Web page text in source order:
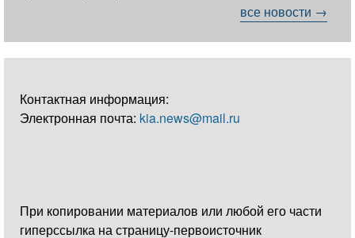
все новости →
Контактная информация:
Электронная почта: kia.news@mail.ru
При копировании материалов или любой его части
гиперссылка на страницу-первоисточник